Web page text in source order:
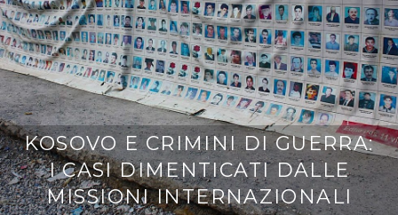
KOSOVO E CRIMINI DI GUERRA:
I CASI DIMENTICATI DALLE
MISSIONI INTERNAZIONALI